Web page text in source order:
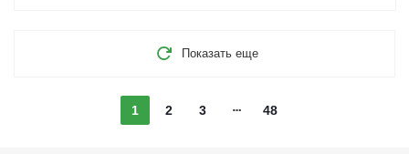
Показать еще
1 2 3 48